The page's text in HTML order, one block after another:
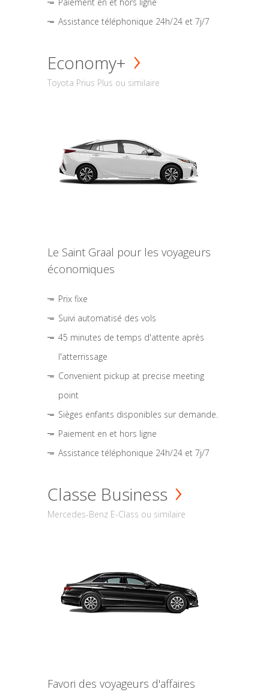
Assistance téléphonique 24h/24 et 7j/7
Economy+
Toyota Prius Plus ou similaire
Le Saint Graal pour les voyageurs
économiques
Prix fixe
Suivi automatisé des vols
45 minutes de temps d'attente après
l'atterrissage
Convenient pickup at precise meeting
point
Sièges enfants disponibles sur demande.
Paiement en et hors ligne
Assistance téléphonique 24h/24 et 7j/7
Classe Business
Mercedes-Benz E-Class ou similaire
Favori des voyageurs d'affaires